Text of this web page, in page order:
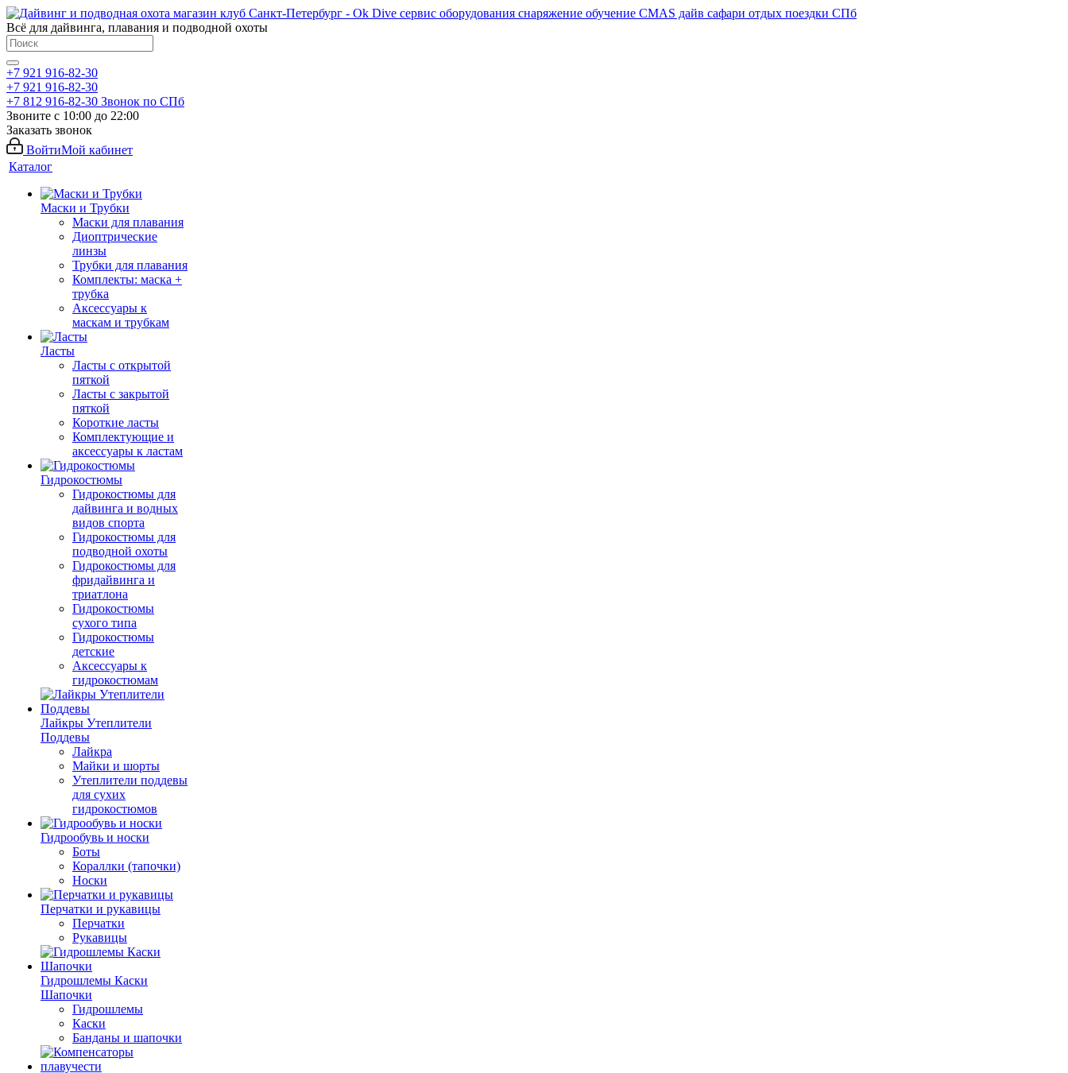
Всё для дайвинга, плавания и подводной охоты
+7 921 916-82-30
+7 921 916-82-30
+7 812 916-82-30 Звонок по СПб
Звоните с 10:00 до 22:00
Заказать звонок
ВойтиМой кабинет
Каталог
Маски и Трубки
Маски для плавания
Диоптрические
линзы
Трубки для плавания
Комплекты: маска +
трубка
Аксессуары к
маскам и трубкам
Ласты
Ласты с открытой
пяткой
Ласты с закрытой
пяткой
Короткие ласты
Комплектующие и
аксессуары к ластам
Гидрокостюмы
Гидрокостюмы для
дайвинга и водных
видов спорта
Гидрокостюмы для
подводной охоты
Гидрокостюмы для
фридайвинга и
триатлона
Гидрокостюмы
сухого типа
Гидрокостюмы
детские
Аксессуары к
гидрокостюмам
Лайкры Утеплители
Поддевы
Лайкра
Майки и шорты
Утеплители поддевы
для сухих
гидрокостюмов
Гидрообувь и носки
Боты
Кораллки (тапочки)
Носки
Перчатки и рукавицы
Перчатки
Рукавицы
Гидрошлемы Каски
Шапочки
Гидрошлемы
Каски
Банданы и шапочки